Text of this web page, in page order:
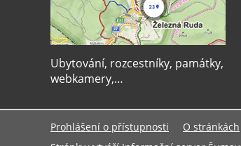
Ubytování, rozcestníky, památky,
webkamery,…
Prohlášení o přístupnosti
O stránkách